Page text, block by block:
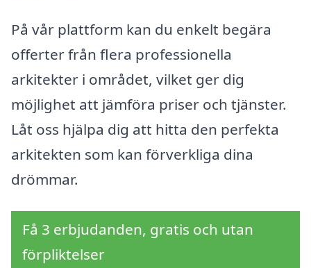
På vår plattform kan du enkelt begära
offerter från flera professionella
arkitekter i området, vilket ger dig
möjlighet att jämföra priser och tjänster.
Låt oss hjälpa dig att hitta den perfekta
arkitekten som kan förverkliga dina
drömmar.
Få 3 erbjudanden, gratis och utan
förpliktelser